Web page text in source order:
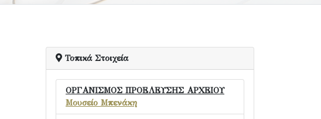
Τοπικά Στοιχεία
ΟΡΓΑΝΙΣΜΟΣ ΠΡΟΕΛΕΥΣΗΣ ΑΡΧΕΙΟΥ
Μουσείο Μπενάκη